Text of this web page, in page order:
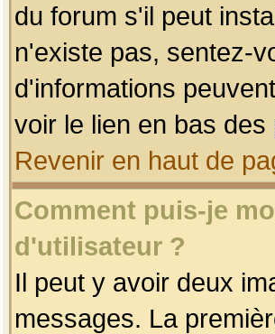
du forum s'il peut
n'existe pas, sentez-
d'informations
voir le lien en bas des
Revenir en haut de
Comment puis-je
d'utilisateur ?
Il peut y avoir deux
messages. La